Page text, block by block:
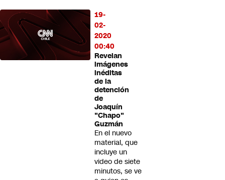
19-
02-
2020
00:40
Revelan
imágenes
inéditas
de la
detención
de
Joaquín
"Chapo"
Guzmán
En el nuevo
material, que
incluye un
video de siete
minutos, se ve